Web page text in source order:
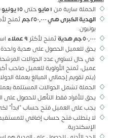
الحملة سارية من ١ مايو حتى١٥ يونيو ٢٠٢٥.
الهدية الكبرى هي ٢٥٠٬٠٠٠ جم
تُمنح
يونيون.
٥٠٬٠٠٠ جم هدية
تُمنح لأكثر ٩عملاء
يحق للعميل الحصول على هدية واحدة
في حال تساوي عدد الحوالات
عميل، تُمنح الأولوية للعميل صاحب
(يتم تقويم إجمالي المبالغ بعملة
الحملة تشمل الحوالات المستلمة
يحق للأفراد فقط التأهل للحصول على
يجب على العميل فتح حساب "ابدأ"
لا يتطلب فتح حساب إضافي
الإسكندرية.